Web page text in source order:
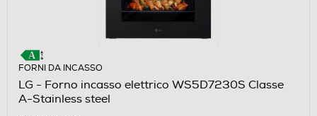
FORNI DA INCASSO
LG - Forno incasso elettrico WS5D7230S Classe
A-Stainless steel